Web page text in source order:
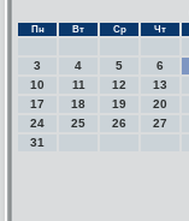
Пн Вт Ср Чт
3
4 5 6
10
11 12 13
17
18 19 20
24
25 26 27
31